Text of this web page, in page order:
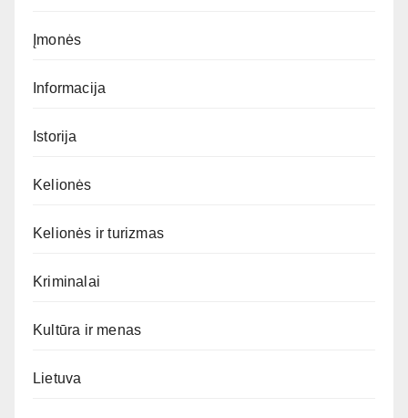
Įmonės
Informacija
Istorija
Kelionės
Kelionės ir turizmas
Kriminalai
Kultūra ir menas
Lietuva